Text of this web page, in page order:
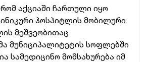
რომ აქციაში ჩართული იყო
ჰოსპიტლის მობილური
მეშვეობითაც
მუნიციპალიტეტის სოფლებში
სამედიცინო მომსახურება იმ